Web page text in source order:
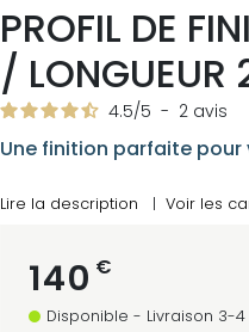
PROFIL DE
/ LONGUEUR
4.5/5 - 2 avis
Une finition parfaite pour
Lire la description | Voir les
140 €
Disponible - Livraison 3-